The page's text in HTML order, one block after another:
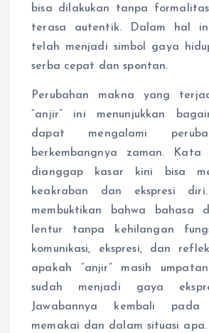
bisa dilakukan tanpa
terasa autentik. Dalam hal
telah menjadi simbol gaya
serba cepat dan spontan.
Perubahan makna yang
“anjir” ini menunjukkan
dapat mengalami
berkembangnya zaman. Kata
dianggap kasar kini bisa
keakraban dan ekspresi
membuktikan bahwa bahasa
lentur tanpa kehilangan
komunikasi, ekspresi, dan
apakah “anjir” masih
sudah menjadi gaya
Jawabannya kembali
memakai dan dalam situasi